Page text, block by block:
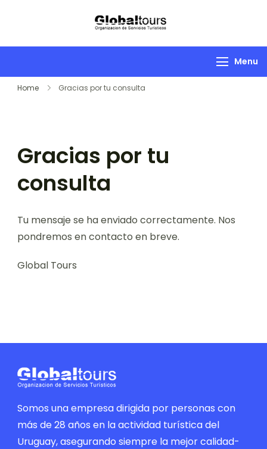
Servicios Turísticos
Menu
Home Gracias por tu consulta
Gracias por tu
consulta
Tu mensaje se ha enviado correctamente. Nos
pondremos en contacto en breve.
Global Tours
Somos una empresa dirigida por personas con
más de 28 años en la actividad turística del
Uruguay, asegurando siempre la mejor calidad-